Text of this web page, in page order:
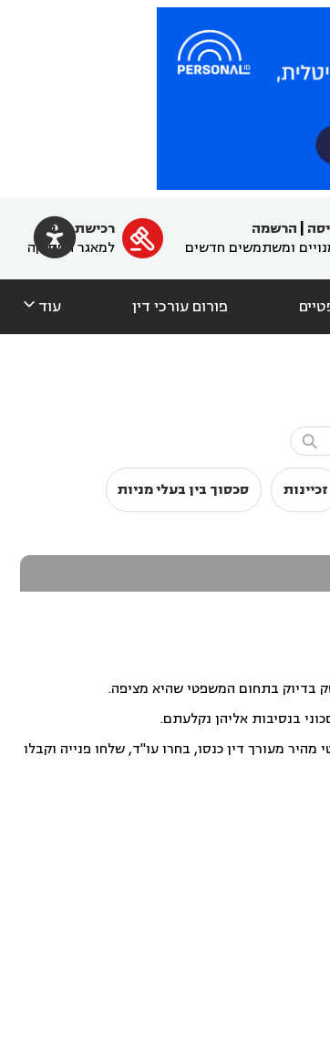

הרשמה
ומשתמשים חדשים

רכישת מנוי
למאגר הפסיקה
פורום עורכי דין עוד 

זכיינות סכסוך בין בעלי מניות
בדיוק בתחום המשפטי שהיא מציפה.
בנסיבות אליהן נקלעתם.
מעורך דין כנסו, בחרו עו"ד, שלחו פנייה וקבלו